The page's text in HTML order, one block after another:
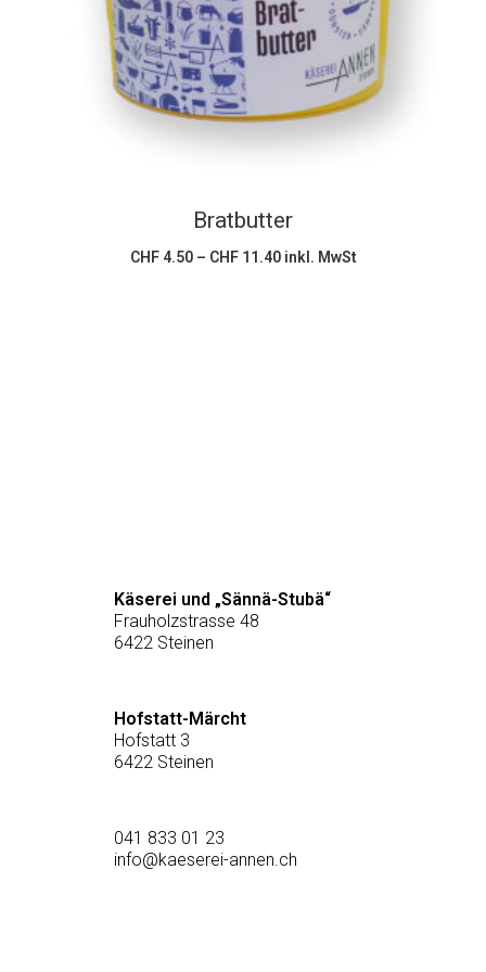
weist
mehrere
Varianten
auf.
der
Bratbutter
CHF4.50 – CHF11.40Preisspanne:
inkl. MwSt
Käserei und „Sännä-Stubä“
Frauholzstrasse 48
6422 Steinen
Hofstatt-Märcht
Hofstatt 3
6422 Steinen
041 833 01 23
info@kaeserei-annen.ch